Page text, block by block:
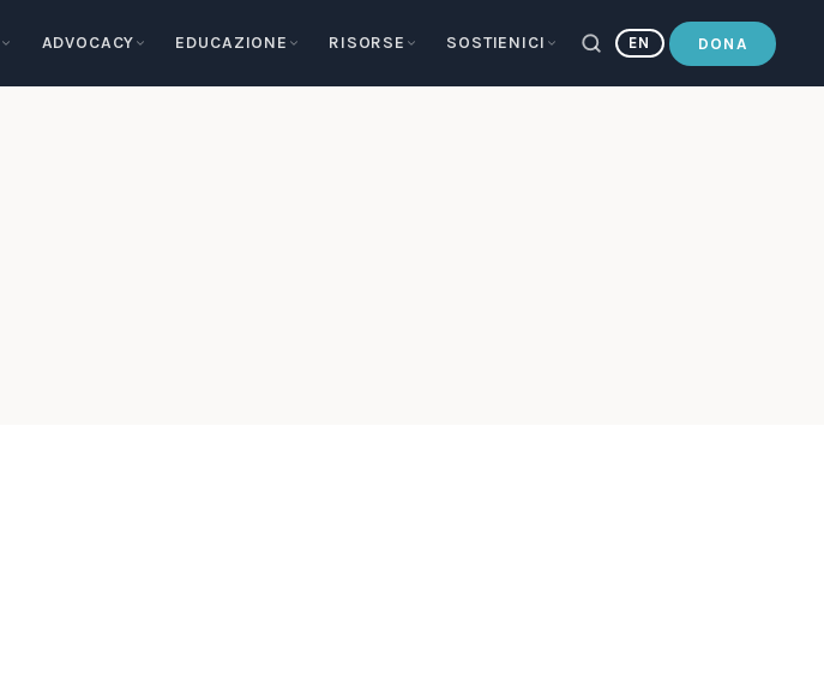
ADVOCACY EDUCAZIONE RISORSE SOSTIENICI EN DONA